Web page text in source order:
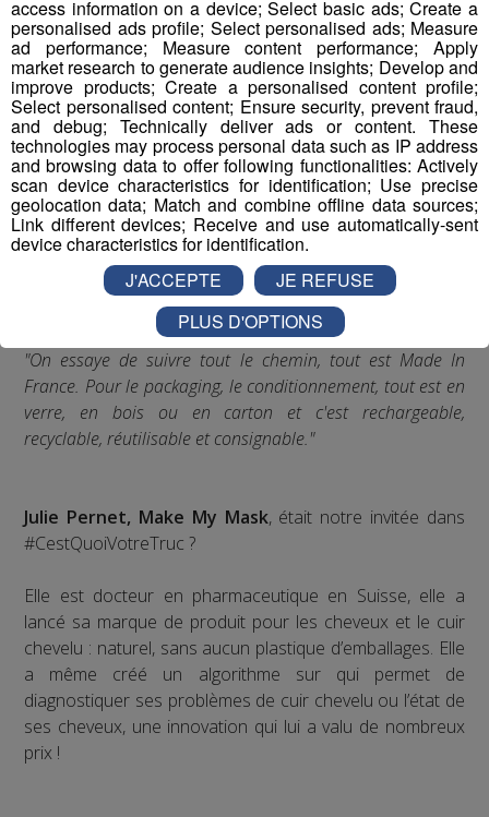
Julie Pernet, Make My Mask
"On essaye de suivre tout le chemin, tout est Made In
France. Pour le packaging, le conditionnement, tout est en
verre, en bois ou en carton et c'est rechargeable,
recyclable, réutilisable et consignable."
Julie Pernet, Make My Mask, était notre invitée dans
#CestQuoiVotreTruc ?
Elle est docteur en pharmaceutique en Suisse, elle a
lancé sa marque de produit pour les cheveux et le cuir
chevelu : naturel, sans aucun plastique d’emballages. Elle
a même créé un algorithme sur qui permet de
diagnostiquer ses problèmes de cuir chevelu ou l’état de
ses cheveux, une innovation qui lui a valu de nombreux
prix !
access information on a device; Select basic ads; Create a
personalised ads profile; Select personalised ads; Measure
ad performance; Measure content performance; Apply
market research to generate audience insights; Develop and
improve products; Create a personalised content profile;
Select personalised content; Ensure security, prevent fraud,
and debug; Technically deliver ads or content. These
technologies may process personal data such as IP address
and browsing data to offer following functionalities: Actively
scan device characteristics for identification; Use precise
geolocation data; Match and combine offline data sources;
Link different devices; Receive and use automatically-sent
device characteristics for identification.
J'ACCEPTE
JE REFUSE
PLUS D'OPTIONS